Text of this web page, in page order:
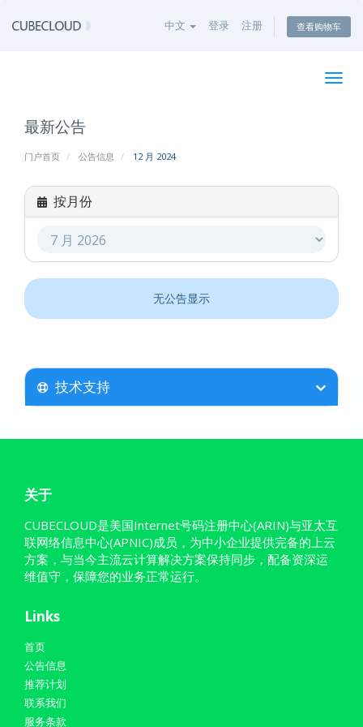
中文 登录 注册 查看购物车
切
最新公告
门户首页 公告信息 12 月 2024
按月份
无公告显示
技术支持
关于
CUBECLOUD是美国Internet号码注册中心(ARIN)与亚太互
联网络信息中心(APNIC)成员，为中小企业提供完备的上云
方案，与当今主流云计算解决方案保持同步，配备资深运
维值守，保障您的业务正常运行。
Links
首页
公告信息
推荐计划
联系我们
服务条款